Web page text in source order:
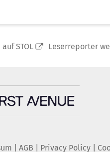
STOL Leserreporter
AGB Privacy Policy|